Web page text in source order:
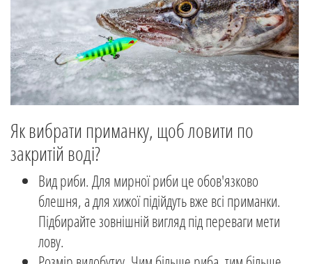
Як вибрати приманку, щоб ловити по
закритій воді?
Вид риби. Для мирної риби це обов'язково
блешня, а для хижої підійдуть вже всі приманки.
Підбирайте зовнішній вигляд під переваги мети
лову.